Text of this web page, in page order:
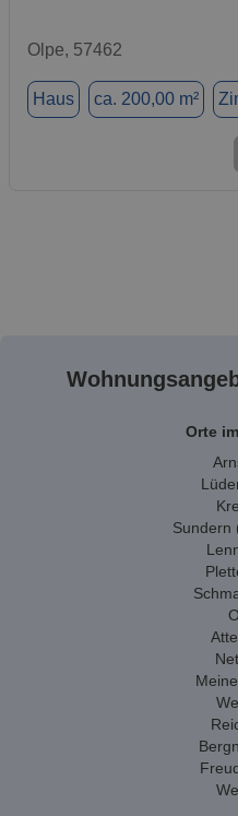
Olpe, 57462
Haus ca. 200,00 m²
Orte
Sundern